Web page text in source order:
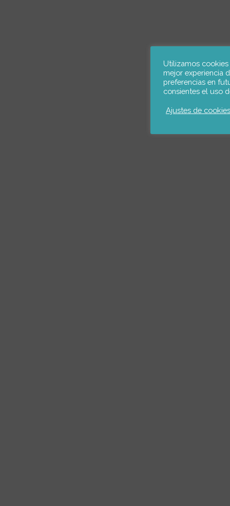
Utilizamos
mejor experiencia
preferencias en
consientes el uso
Ajustes de cookies